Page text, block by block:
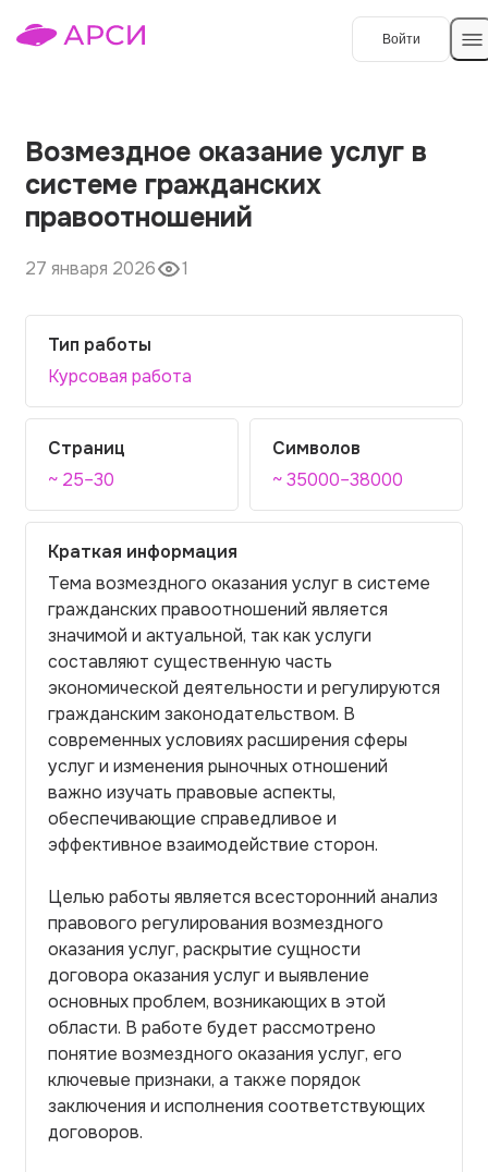
Войти
Наши гарантии
Порядок оплаты
Отзывы
Возмездное оказание услуг в
системе гражданских
правоотношений
27 января 2026 1
Тип работы
Курсовая работа
Страниц
~ 25–30
Символов
~ 35000–38000
Краткая информация
Тема возмездного оказания услуг в системе
гражданских правоотношений является
значимой и актуальной, так как услуги
составляют существенную часть
экономической деятельности и регулируются
гражданским законодательством. В
современных условиях расширения сферы
услуг и изменения рыночных отношений
важно изучать правовые аспекты,
обеспечивающие справедливое и
эффективное взаимодействие сторон.
Целью работы является всесторонний анализ
правового регулирования возмездного
оказания услуг, раскрытие сущности
договора оказания услуг и выявление
основных проблем, возникающих в этой
области. В работе будет рассмотрено
понятие возмездного оказания услуг, его
ключевые признаки, а также порядок
заключения и исполнения соответствующих
договоров.